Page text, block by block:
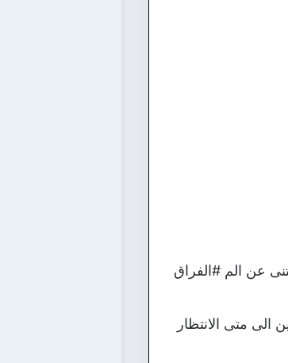
عن الم #الفراق
متى الانتظار